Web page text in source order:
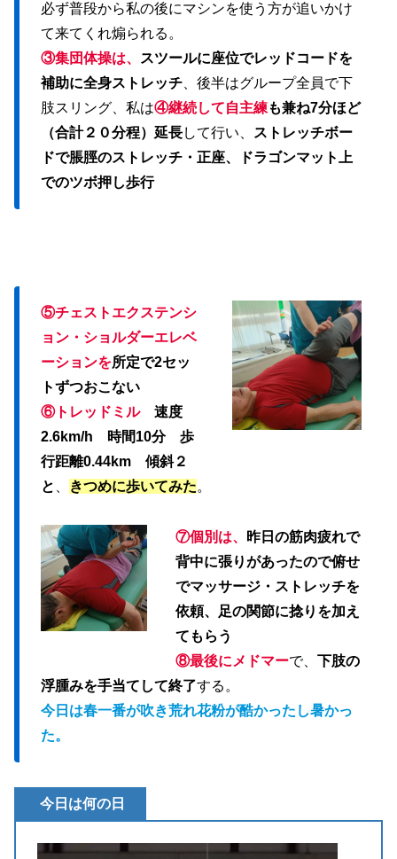
必ず普段から私の後にマシンを使う方が追いかけ
て来てくれ煽られる。
③集団体操は、 スツールに座位でレッドコードを
補助に全身ストレッチ、後半はグループ全員で下
肢スリング、私は④継続して自主練も兼ね7分ほど
（合計２０分程）延長して行い、 ストレッチボー
ドで脹脛のストレッチ・正座、ドラゴンマット上
でのツボ押し歩行
⑤チェストエクステンシ
ョン・ショルダーエレベ
ーションを所定で2セッ
トずつおこない
⑥トレッドミル
速度
2.6km/h 時間10分 歩
行距離0.44km 傾斜２
と
きつめに歩いてみた。
⑦個別は、
昨日の筋肉疲れで
背中に張りがあったので俯せ
でマッサージ・ストレッチを
依頼、足の関節に捻りを加え
てもらう
⑧最後にメドマーで、 下肢の
浮腫みを手当てして終了する。
今日は春一番が吹き荒れ花粉が酷かったし暑かっ
た。
今日は何の日